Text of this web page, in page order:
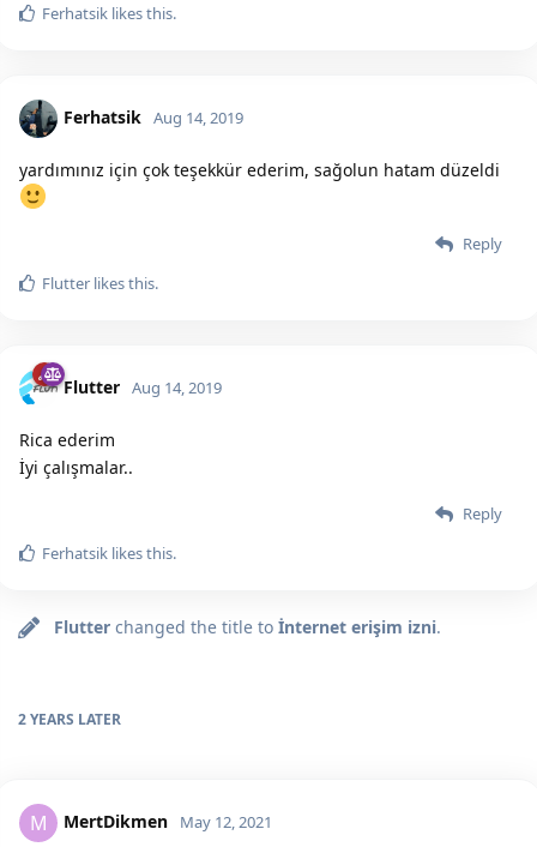
Ferhatsik likes this.
Ferhatsik Aug 14, 2019
yardımınız için çok teşekkür ederim, sağolun hatam düzeldi
Reply
Flutter likes this.
Flutter Aug 14, 2019
Rica ederim
İyi çalışmalar..
Reply
Ferhatsik likes this.
Flutter changed the title to İnternet erişim izni.
2 YEARS LATER
M MertDikmen May 12, 2021